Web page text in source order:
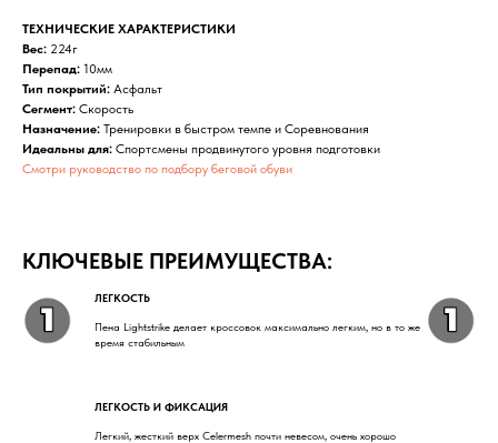
ТЕХНИЧЕСКИЕ ХАРАКТЕРИСТИКИ
Вес: 224г
Перепад: 10мм
Тип покрытий: Асфальт
Сегмент: Скорость
Назначение: Тренировки в быстром темпе и Соревнования
Идеальны для: Спортсмены продвинутого уровня подготовки
Смотри руководство по подбору беговой обуви
КЛЮЧЕВЫЕ ПРЕИМУЩЕСТВА:
ЛЕГКОСТЬ
Пена Lightstrike делает кроссовок максимально легким, но в то же
время стабильным
ЛЕГКОСТЬ И ФИКСАЦИЯ
Легкий, жесткий верх Celermesh почти невесом, очень хорошо